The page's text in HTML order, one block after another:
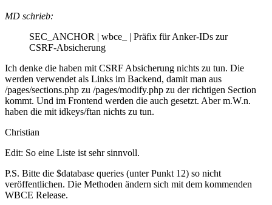
MD schrieb:
SEC_ANCHOR | wbce_ | Präfix für Anker-IDs zur
CSRF-Absicherung
Ich denke die haben mit CSRF Absicherung nichts zu tun. Die
werden verwendet als Links im Backend, damit man aus
/pages/sections.php zu /pages/modify.php zu der richtigen Section
kommt. Und im Frontend werden die auch gesetzt. Aber m.W.n.
haben die mit idkeys/ftan nichts zu tun.
Christian
Edit: So eine Liste ist sehr sinnvoll.
P.S. Bitte die $database queries (unter Punkt 12) so nicht
veröffentlichen. Die Methoden ändern sich mit dem kommenden
WBCE Release.